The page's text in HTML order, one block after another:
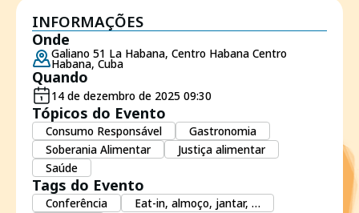
INFORMAÇÕES
Onde
Galiano 51 La Habana, Centro Habana Centro
Habana, Cuba
Quando
14 de dezembro de 2025 09:30
Tópicos do Evento
Consumo Responsável
Gastronomia
Soberania Alimentar
Justiça alimentar
Saúde
Tags do Evento
Conferência
Eat-in, almoço, jantar, …